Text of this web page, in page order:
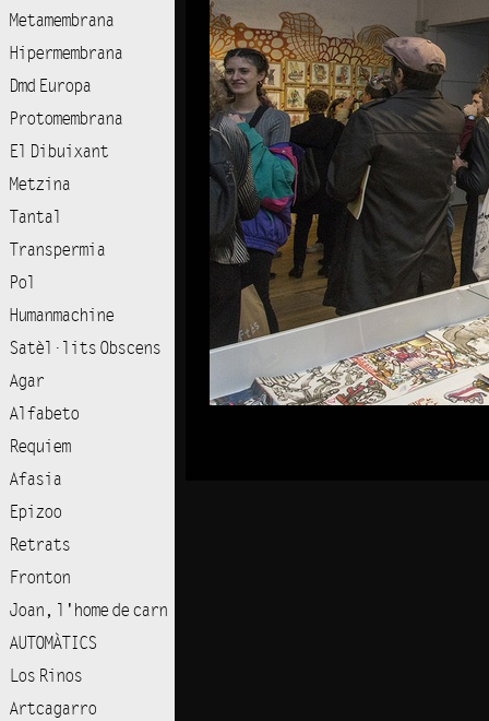
Metamembrana
Hipermembrana
Dmd Europa
Protomembrana
El Dibuixant
Metzina
Tantal
Transpermia
Pol
Humanmachine
Satèl·lits Obscens
Agar
Alfabeto
Requiem
Afasia
Epizoo
Retrats
Fronton
Joan, l'home de carn
AUTOMÀTICS
Los Rinos
Artcagarro